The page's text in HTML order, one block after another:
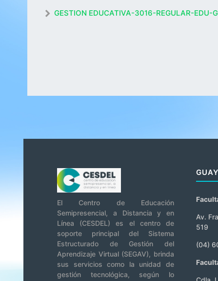
GESTION EDUCATIVA-3016-REGULAR-EDU-
El Centro de Educación
Semipresencial, a Distancia y en
Línea (CESDEL) es el centro de
soporte principal del Sistema
Estructurado de Gestión del
Aprendizaje Virtual (SEGAV), brinda
sus servicios como la unidad de
gestión tecnológica, según lo
Av.
519
(04)